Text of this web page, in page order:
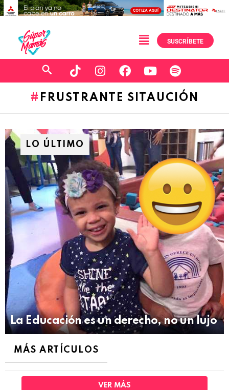
SUSCRÍBETE
FRUSTRANTE SITAUCIÓN
LO ÚLTIMO
La Educación es un derecho, no un lujo
MÁS ARTÍCULOS
VER MÁS